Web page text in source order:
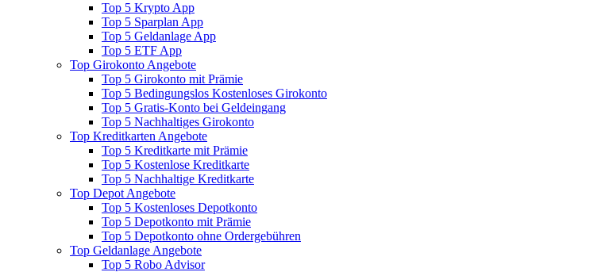
Top 5 Krypto App
Top 5 Sparplan App
Top 5 Geldanlage App
Top 5 ETF App
Top Girokonto Angebote
Top 5 Girokonto mit Prämie
Top 5 Bedingungslos Kostenloses Girokonto
Top 5 Gratis-Konto bei Geldeingang
Top 5 Nachhaltiges Girokonto
Top Kreditkarten Angebote
Top 5 Kreditkarte mit Prämie
Top 5 Kostenlose Kreditkarte
Top 5 Nachhaltige Kreditkarte
Top Depot Angebote
Top 5 Kostenloses Depotkonto
Top 5 Depotkonto mit Prämie
Top 5 Depotkonto ohne Ordergebühren
Top Geldanlage Angebote
Top 5 Robo Advisor